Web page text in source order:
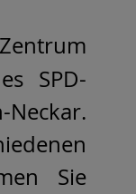
SPD-
Sie